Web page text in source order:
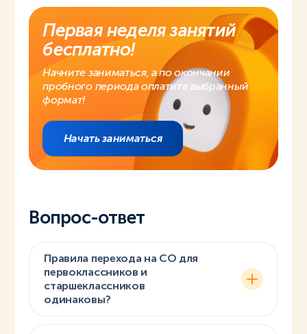
Первая неделя занятий
бесплатно!
Начните заниматься, а по окончании
пробного периода оплатите выбранный
формат!
Начать заниматься
Вопрос-ответ
Правила перехода на СО для
первоклассников и
старшеклассников
одинаковы?